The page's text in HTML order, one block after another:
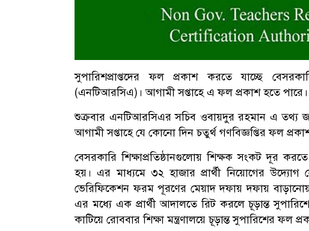
সুপারিশপ্রাপ্তদের ফল প্রকাশ করতে যাচ্ছে
(এনটিআরসিএ)। আগামী সপ্তাহে এ ফল প্রকাশ হতে পারে।
শুক্রবার এনটিআরসিএর সচিব ওবায়দুর রহমান এ তথ্য
আগামী সপ্তাহে যে কোনো দিন চতুর্থ গণবিজ্ঞপ্তির ফল
বেসরকারি শিক্ষাপ্রতিষ্ঠানগুলোয় শিক্ষক সংকট দূর
হয়। এর মাধ্যমে ৩২ হাজার প্রার্থী নিয়োগের
ভেরিফিকেশন ফরম পূরণের মেয়াদ দফায় দফায় বাড়ানোয়
এর মধ্যে এক প্রার্থী আদালতে রিট করলে চূড়ান্ত
কাটিয়ে রোববার শিক্ষা মন্ত্রণালয়ে চূড়ান্ত সুপারিশের ফল